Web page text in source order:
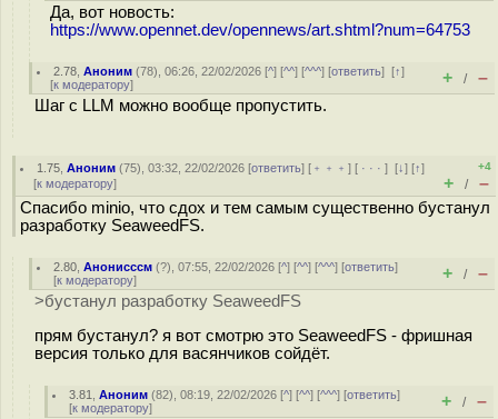
Да, вот новость:
https://www.opennet.dev/opennews/art.shtml?num=64753
2.78 ,Аноним (78), 06:26, 22/02/2026 [^] [^^] [^^^] [ответить][↑]
[к модератору] + / –
Шаг с LLM можно вообще пропустить.
1.75 ,Аноним (75), 03:32, 22/02/2026 [ответить] [ ﹢﹢﹢] [ · · ·][↓] [↑]
[к модератору]
+4
+ / –
Спасибо minio, что сдох и тем самым существенно бустанул
разработку SeaweedFS.
2.80 ,Анонисссм (?), 07:55, 22/02/2026 [^] [^^] [^^^] [ответить]
[к модератору] + / –
>бустанул разработку SeaweedFS
прям бустанул? я вот смотрю это SeaweedFS - фришная
версия только для васянчиков сойдёт.
3.81 ,Аноним (82), 08:19, 22/02/2026 [^] [^^] [^^^] [ответить]
[к модератору] + / –